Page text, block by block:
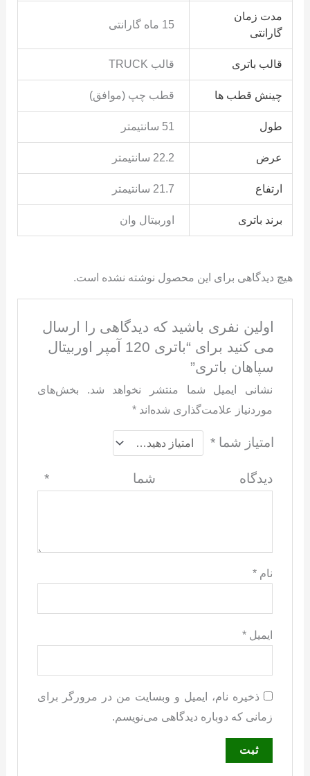
مدت زمان
گارانتی
15 ماه گارانتی
قالب باتری قالب TRUCK
چینش قطب ها قطب چپ (موافق)
طول 51 سانتیمتر
عرض 22.2 سانتیمتر
ارتفاع 21.7 سانتیمتر
برند باتری اوربیتال وان
هیچ دیدگاهی برای این محصول نوشته نشده است.
اولین نفری باشید که دیدگاهی را ارسال
می کنید برای “باتری 120 آمپر اوربیتال
سپاهان باتری”
نشانی ایمیل شما منتشر نخواهد شد.
بخش‌های
موردنیاز علامت‌گذاری شده‌اند*
امتیاز شما*
دیدگاه شما*
نام*
ایمیل*
ذخیره نام، ایمیل و وبسایت من در مرورگر برای
زمانی که دوباره دیدگاهی می‌نویسم.